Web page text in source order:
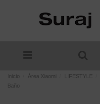
Inicio Área Xiaomi LIFESTYLE
Baño